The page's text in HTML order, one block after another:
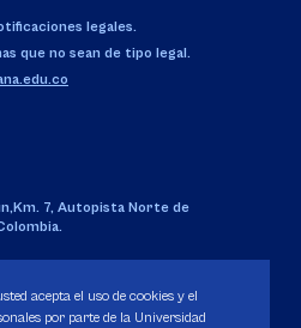
legales.
que no sean de tipo legal.
Km. 7, Autopista Norte de
del 14 de enero de 1980.
acepta el uso de cookies y el
por parte de la Universidad